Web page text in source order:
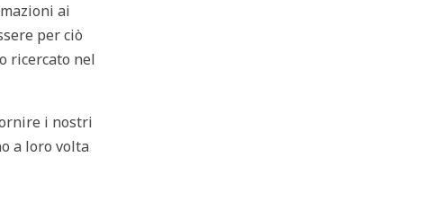
ai
per ciò
ricercato nel
i nostri
a loro volta